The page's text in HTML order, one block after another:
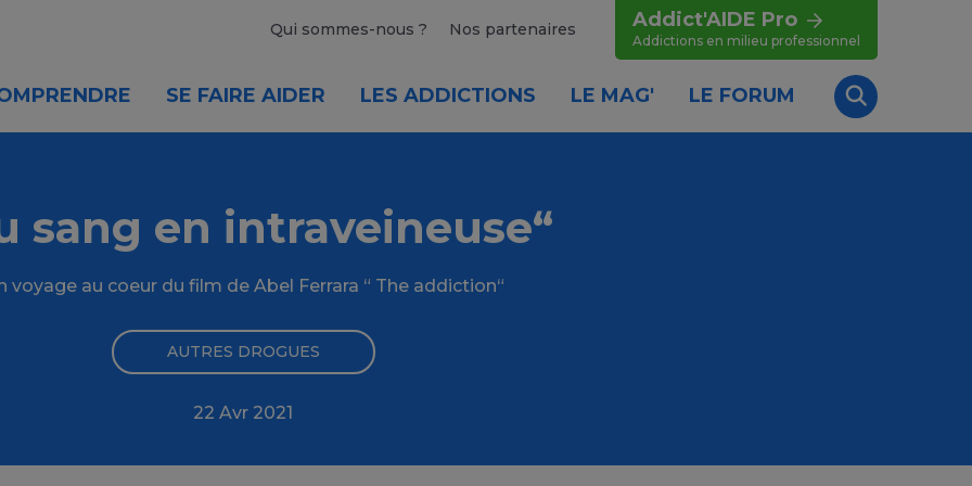
Qui sommes-nous ? Nos partenaires Addict'AIDE Pro
Addictions en milieu professionnel
SE FAIRE AIDER LES ADDICTIONS LE MAG' LE FORUM
Recherche
sang en intraveineuse“
voyage au coeur du film de Abel Ferrara “ The addiction“
AUTRES DROGUES
22 Avr 2021